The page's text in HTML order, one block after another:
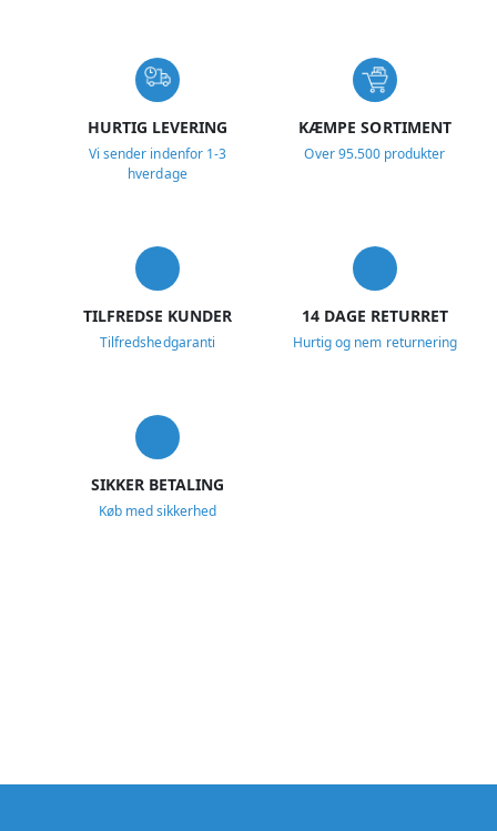
HURTIG LEVERING
Vi sender indenfor 1-3
hverdage
KÆMPE SORTIMENT
Over 95.500 produkter
TILFREDSE KUNDER
Tilfredshedgaranti
14 DAGE RETURRET
Hurtig og nem returnering
SIKKER BETALING
Køb med sikkerhed